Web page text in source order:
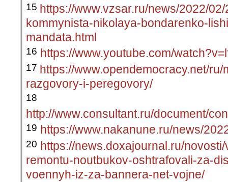
15 https://www.vzsar.ru/news/2022/
kommynista-nikolaya-bondarenko-
mandata.html
16 https://www.youtube.com/
17 https://www.opendemocracy.net/
razgovory-i-peregovory/
18
http://www.consultant.ru/document/
19 https://www.nakanune.ru/news/
20 https://news.doxajournal.ru/
remontu-noutbukov-oshtrafovali-za-
voennyh-iz-za-bannera-net-vojne/